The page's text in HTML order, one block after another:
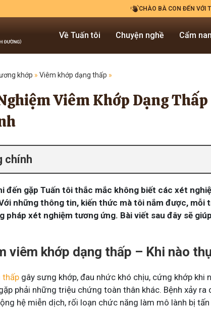
CHÀO BÀ CON ĐẾN VỚI
Về Tuấn tôi Chuyện nghề Cẩm
khớp » Viêm khớp dạng thấp »
Viêm Khớp Dạng
chính
đến gặp Tuấn tôi thắc mắc không biết các xét
những thông tin, kiến thức mà tôi nắm được, mỗi
pháp xét nghiệm tương ứng. Bài viết sau đây sẽ
viêm khớp dạng thấp – Khi nào
thấp gây sưng khớp, đau nhức khó chịu, cứng khớp khi
phải những triệu chứng toàn thân khác. Bệnh xảy
hệ miễn dịch, rối loạn chức năng làm mô lành bị